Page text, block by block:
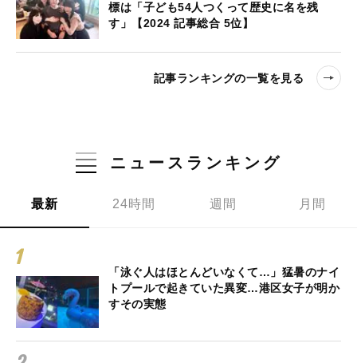
標は「子ども54人つくって歴史に名を残
す」【2024 記事総合 5位】
記事ランキングの一覧を見る
ニュースランキング
最新 24時間 週間 月間
「泳ぐ人はほとんどいなくて…」猛暑のナイ
トプールで起きていた異変…港区女子が明か
すその実態